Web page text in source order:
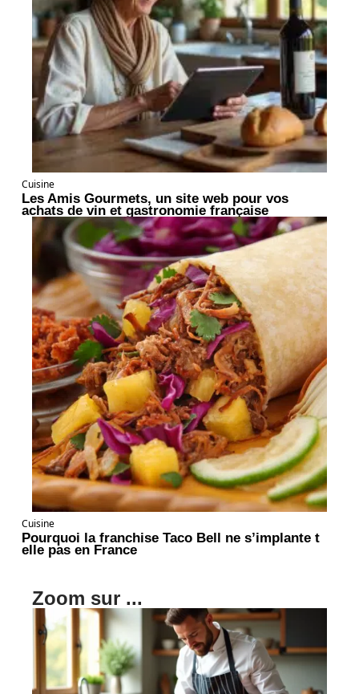
Cuisine
Les Amis Gourmets, un site web pour vos
achats de vin et gastronomie française
Cuisine
Pourquoi la franchise Taco Bell ne s’implante t
elle pas en France
Zoom sur ...